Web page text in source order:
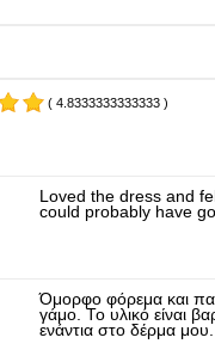
( 4.8333333333333 )
Loved the dress and
could probably have
Όμορφο φόρεμα και
γάμο. Το υλικό είναι
ενάντια στο δέρμα μου.